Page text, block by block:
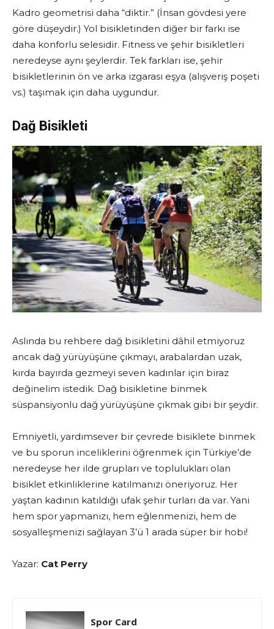
Kadro geometrisi daha “diktir.” (İnsan gövdesi yere
göre düşeydir.) Yol bisikletinden diğer bir farkı ise
daha konforlu selesidir. Fitness ve şehir bisikletleri
neredeyse aynı şeylerdir. Tek farkları ise, şehir
bisikletlerinin ön ve arka ızgarası eşya (alışveriş poşeti
vs.) taşımak için daha uygundur.
Dağ Bisikleti
Aslında bu rehbere dağ bisikletini dâhil etmiyoruz
ancak dağ yürüyüşüne çıkmayı, arabalardan uzak,
kırda bayırda gezmeyi seven kadınlar için biraz
değinelim istedik. Dağ bisikletine binmek
süspansiyonlu dağ yürüyüşüne çıkmak gibi bir şeydir.
Emniyetli, yardımsever bir çevrede bisiklete binmek
ve bu sporun inceliklerini öğrenmek için Türkiye’de
neredeyse her ilde grupları ve toplulukları olan
bisiklet etkinliklerine katılmanızı öneriyoruz. Her
yaştan kadının katıldığı ufak şehir turları da var. Yani
hem spor yapmanızı, hem eğlenmenizi, hem de
sosyalleşmenizi sağlayan 3’ü 1 arada süper bir hobi!
Yazar: Cat Perry
Spor Card